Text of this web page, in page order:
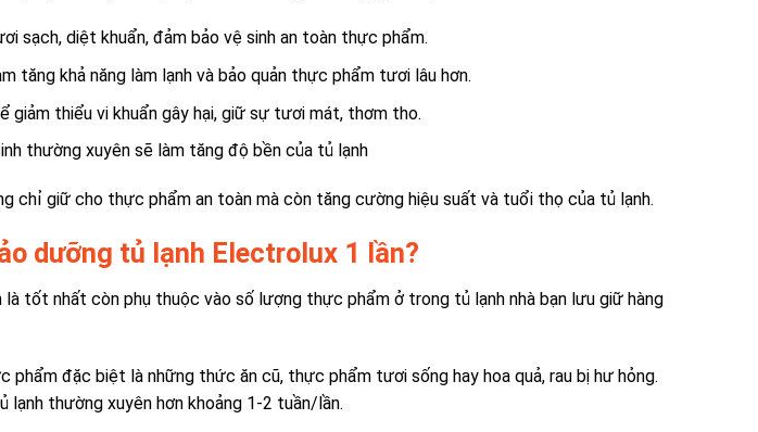
sạch, diệt khuẩn, đảm bảo vệ sinh an toàn thực phẩm.
tăng khả năng làm lạnh và bảo quản thực phẩm tươi lâu hơn.
giảm thiểu vi khuẩn gây hại, giữ sự tươi mát, thơm tho.
thường xuyên sẽ làm tăng độ bền của tủ lạnh
chỉ giữ cho thực phẩm an toàn mà còn tăng cường hiệu suất và tuổi thọ của tủ lạnh.
dưỡng tủ lạnh Electrolux 1 lần?
là tốt nhất còn phụ thuộc vào số lượng thực phẩm ở trong tủ lạnh nhà bạn lưu giữ hàng
phẩm đặc biệt là những thức ăn cũ, thực phẩm tươi sống hay hoa quả, rau bị hư hỏng.
lạnh thường xuyên hơn khoảng 1-2 tuần/lần.